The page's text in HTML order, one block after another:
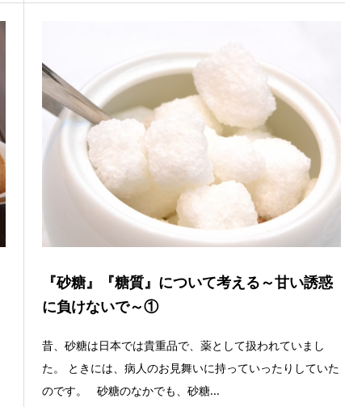
『砂糖』『糖質』について考える～甘い誘惑
に負けないで～①
昔、砂糖は日本では貴重品で、薬として扱われていまし
た。 ときには、病人のお見舞いに持っていったりしていた
のです。 砂糖のなかでも、砂糖...